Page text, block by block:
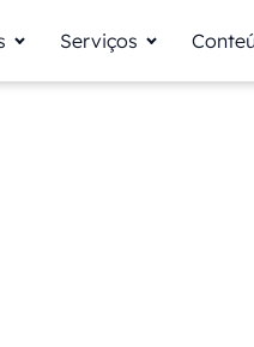
Serviços